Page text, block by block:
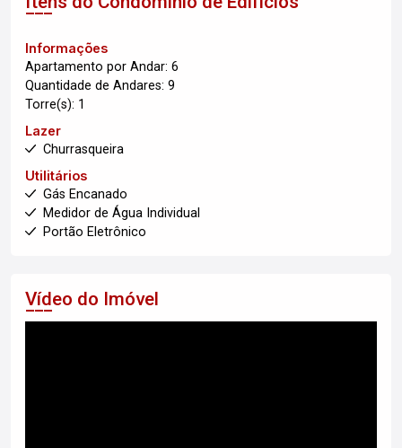
Informações
Apartamento por Andar: 6
Quantidade de Andares: 9
Torre(s): 1
Lazer
Churrasqueira
Utilitários
Gás Encanado
Medidor de Água Individual
Portão Eletrônico
Vídeo do Imóvel